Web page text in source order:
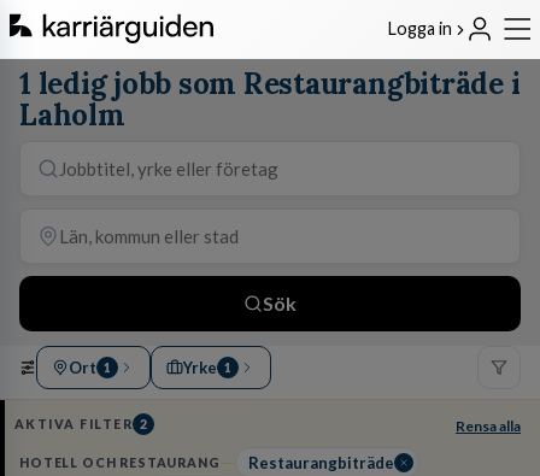
Logga in
1 ledig jobb som Restaurangbiträde i
Laholm
Sök
Ort 1 Yrke 1
AKTIVA FILTER 2 Rensa alla
HOTELL OCH RESTAURANG Restaurangbiträde